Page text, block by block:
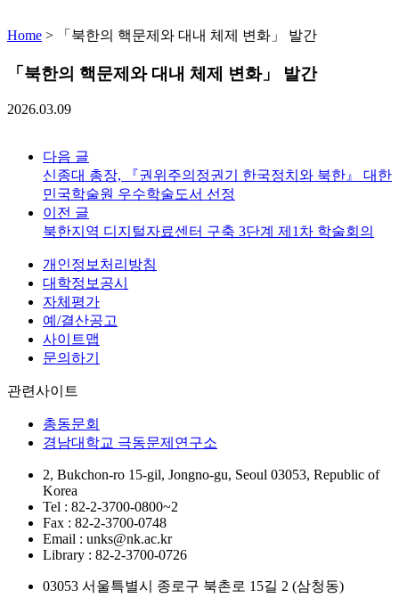
Home > 「북한의 핵문제와 대내 체제 변화」 발간
「북한의 핵문제와 대내 체제 변화」 발간
2026.03.09
다음 글
신종대 총장, 『권위주의정권기 한국정치와 북한』 대한
민국학술원 우수학술도서 선정
이전 글
북한지역 디지털자료센터 구축 3단계 제1차 학술회의
개인정보처리방침
대학정보공시
자체평가
예/결산공고
사이트맵
문의하기
관련사이트
총동문회
경남대학교 극동문제연구소
2, Bukchon-ro 15-gil, Jongno-gu, Seoul 03053, Republic of
Korea
Tel : 82-2-3700-0800~2
Fax : 82-2-3700-0748
Email : unks@nk.ac.kr
Library : 82-2-3700-0726
03053 서울특별시 종로구 북촌로 15길 2 (삼청동)